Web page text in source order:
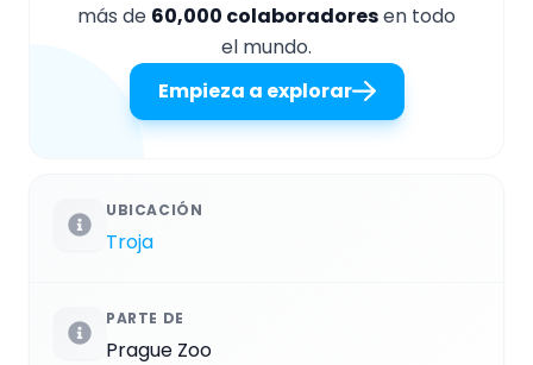
más de 60,000 colaboradoresen todo
el mundo.
Empieza a explorar
UBICACIÓN
Troja
PARTE DE
Prague Zoo